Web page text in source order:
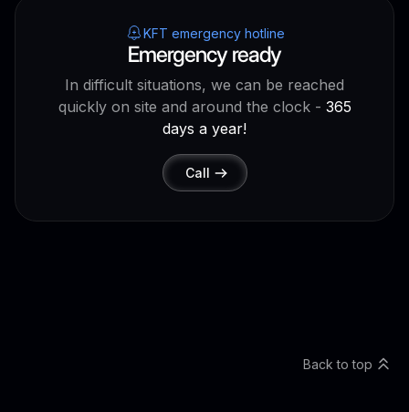
KFT emergency hotline
Emergency ready
In difficult situations, we can be reached
quickly on site and around the clock - 365
days a year!
Call
Back to top